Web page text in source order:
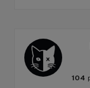
104